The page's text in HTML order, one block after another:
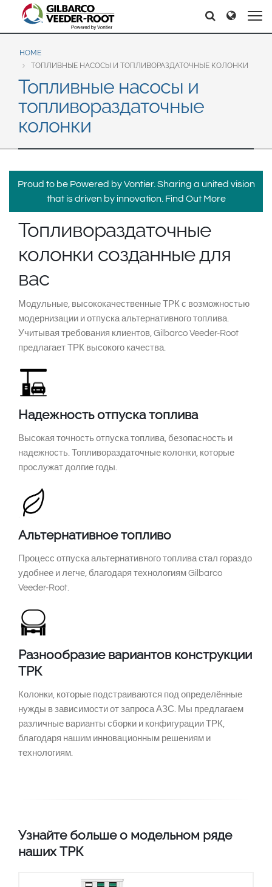
North America
United States
Canada
Latin America
Español English
Brazil
Português
English
Español
Europe & CIS
English
Dansk
Français
Italiano
Magyar
Română
Svenska
Asia Pacific
Australia
中国
Поиск Поиск
HOME
ТОПЛИВНЫЕ НАСОСЫ И ТОПЛИВОРАЗДАТОЧНЫЕ КОЛОНКИ
Топливные насосы и
топливораздаточные
колонки
Proud to be Powered by Vontier. Sharing a united vision
that is driven by innovation. Find Out More
Топливораздаточные
колонки созданные для
вас
Модульные, высококачественные ТРК с возможностью
модернизации и отпуска альтернативного топлива.
Учитывая требования клиентов, Gilbarco Veeder-Root
предлагает ТРК высокого качества.
Надежность отпуска топлива
Высокая точность отпуска топлива, безопасность и
надежность. Топливораздаточные колонки, которые
прослужат долгие годы.
Альтернативное топливо
Процесс отпуска альтернативного топлива стал гораздо
удобнее и легче, благодаря технологиям Gilbarco
Veeder-Root.
Разнообразие вариантов конструкции
ТРК
Колонки, которые подстраиваются под определённые
нужды в зависимости от запроса АЗС. Мы предлагаем
различные варианты сборки и конфигурации ТРК,
благодаря нашим инновационным решениям и
технологиям.
Узнайте больше о модельном ряде
наших ТРК